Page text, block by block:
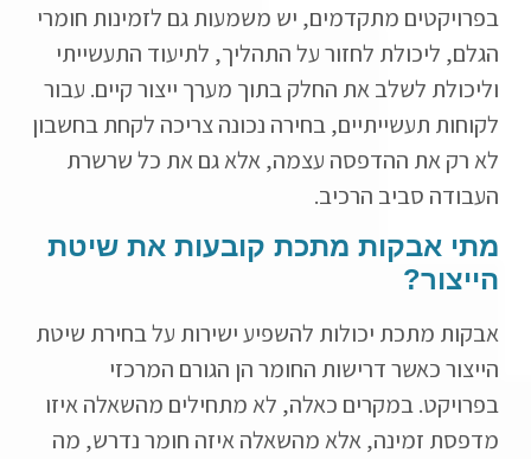
בפרויקטים מתקדמים, יש משמעות גם לזמינות חומרי
הגלם, ליכולת לחזור על התהליך, לתיעוד התעשייתי
וליכולת לשלב את החלק בתוך מערך ייצור קיים. עבור
לקוחות תעשייתיים, בחירה נכונה צריכה לקחת בחשבון
לא רק את ההדפסה עצמה, אלא גם את כל שרשרת
העבודה סביב הרכיב.
מתי אבקות מתכת קובעות את שיטת
הייצור?
אבקות מתכת יכולות להשפיע ישירות על בחירת שיטת
הייצור כאשר דרישות החומר הן הגורם המרכזי
בפרויקט. במקרים כאלה, לא מתחילים מהשאלה איזו
מדפסת זמינה, אלא מהשאלה איזה חומר נדרש, מה